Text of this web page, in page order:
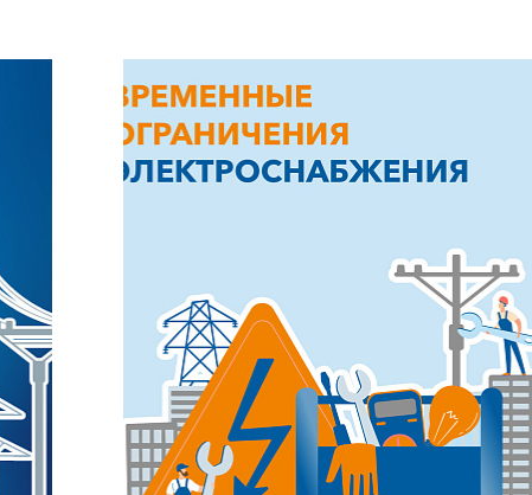
Частным клиентам
Корпоративным клиентам